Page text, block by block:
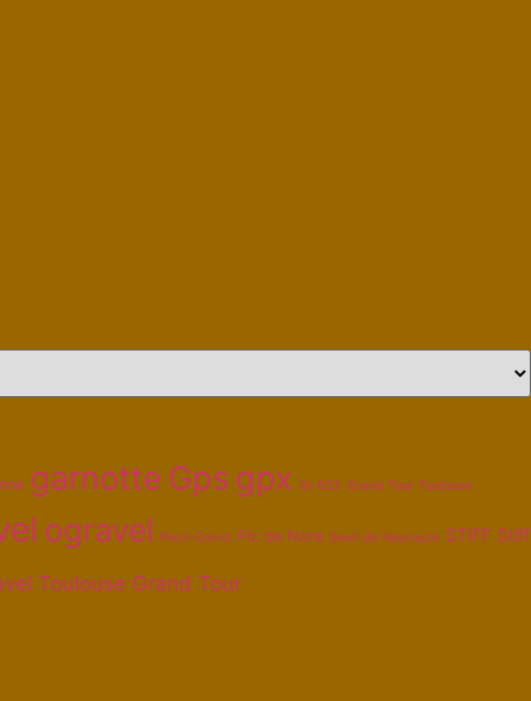
garnotte Gps gpx Gr 653 Grand Tour Toulouse
ogravel Pech-David Pic de Nore Seuil de Naurouze STIFF Stiff
Toulouse Grand Tour